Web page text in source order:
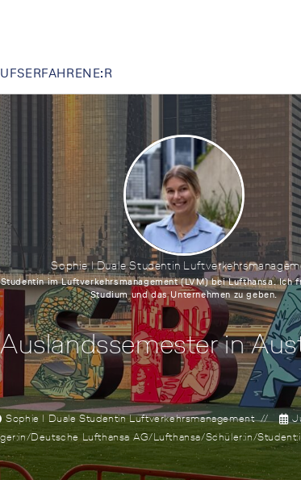
Sophie I Duale Studentin
im Luftverkehrsmanagement (LVM) bei Lufthansa. Ich
Studium und das Unternehmen zu geben.
Auslandssemester in
Sophie I Duale Studentin Luftverkehrsmanagement
/Deutsche Lufthansa AG/Lufthansa/Schüler:in/